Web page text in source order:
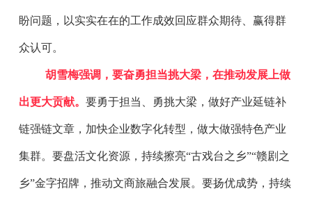
盼问题，以实实在在的工作成效回应群众期待、赢得群
众认可。
胡雪梅强调，要奋勇担当挑大梁，在推动发展上做
出更大贡献。 要勇于担当、勇挑大梁，做好产业延链补
链强链文章，加快企业数字化转型，做大做强特色产业
集群。要盘活文化资源，持续擦亮“古戏台之乡”“赣剧之
乡”金字招牌，推动文商旅融合发展。要扬优成势，持续